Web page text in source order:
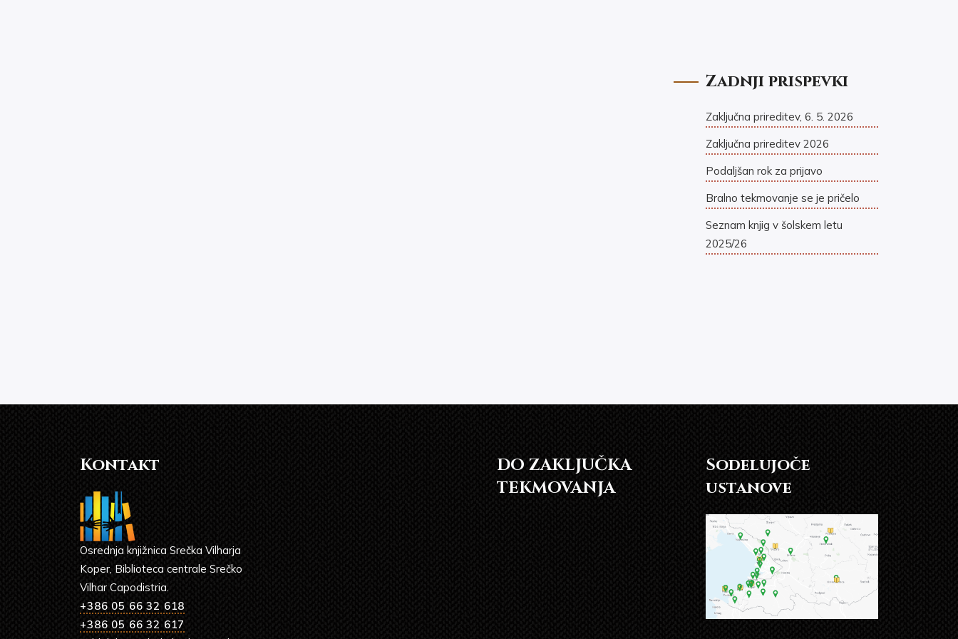
Zadnji prispevki
Zaključna prireditev, 6. 5. 2026
Zaključna prireditev 2026
Podaljšan rok za prijavo
Bralno tekmovanje se je pričelo
Seznam knjig v šolskem letu
2025/26
Kontakt
Osrednja knjižnica Srečka Vilharja
Koper, Biblioteca centrale Srečko
Vilhar Capodistria.
+386 05 66 32 618
+386 05 66 32 617
DO ZAKLJUČKA
TEKMOVANJA
Sodelujoče
ustanove